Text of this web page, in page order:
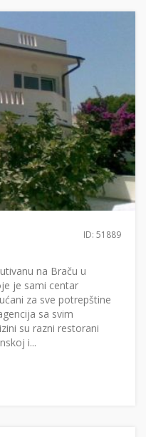
ID: 51889
na Braču u
je sami centar
za sve potrepštine
sa svim
su razni restorani
i...